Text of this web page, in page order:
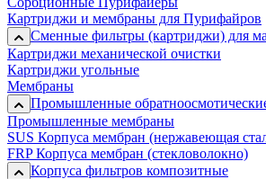
Картриджи и мембраны для Пурифайров
Сменные фильтры (картриджи) для
Картриджи механической очистки
Картриджи угольные
Мембраны
Промышленные
Промышленные мембраны
SUS Корпуса мембран (нержавеющая
FRP Корпуса мембран (стекловолокно)
Корпуса фильтров композитные